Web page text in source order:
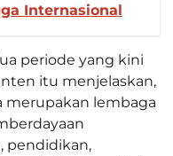
Internasional
periode yang kini
itu menjelaskan,
merupakan lembaga
pendidikan,